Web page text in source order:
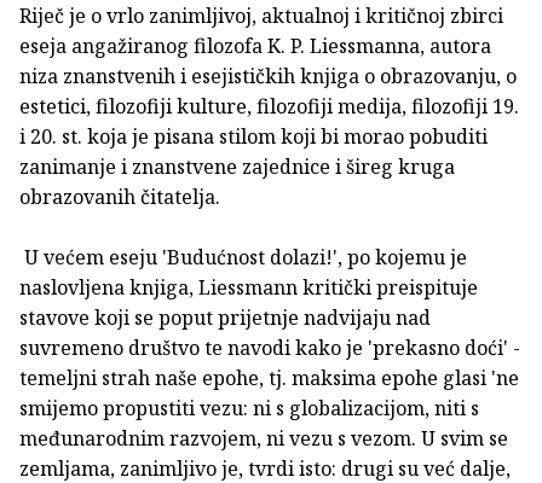
Riječ je o vrlo zanimljivoj, aktualnoj i kritičnoj zbirci
eseja angažiranog filozofa K. P. Liessmanna, autora
niza znanstvenih i esejističkih knjiga o obrazovanju, o
estetici, filozofiji kulture, filozofiji medija, filozofiji 19.
i 20. st. koja je pisana stilom koji bi morao pobuditi
zanimanje i znanstvene zajednice i šireg kruga
obrazovanih čitatelja.
U većem eseju 'Budućnost dolazi!', po kojemu je
naslovljena knjiga, Liessmann kritički preispituje
stavove koji se poput prijetnje nadvijaju nad
suvremeno društvo te navodi kako je 'prekasno doći' -
temeljni strah naše epohe, tj. maksima epohe glasi 'ne
smijemo propustiti vezu: ni s globalizacijom, niti s
međunarodnim razvojem, ni vezu s vezom. U svim se
zemljama, zanimljivo je, tvrdi isto: drugi su već dalje,